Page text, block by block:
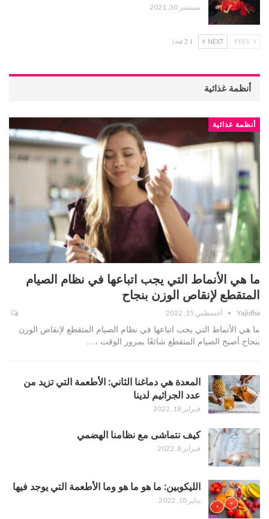
سبتمبر 30, 2021
NEXT
1 od 2 |
أنظمة غذائية
أنظمة غذائية
ما هي الأنماط التي يجب اتباعها في نظام الصيام
المتقطع لإنقاص الوزن بنجاح
Yajidha أغسطس 15, 2022
ما هي الأنماط التي يجب اتباعها في نظام الصيام المتقطع لإنقاص الوزن
بنجاح أصبح الصيام المتقطع شائعًا بمرور الوقت ،…
المعدة هي دماغنا الثاني: الأطعمة التي تزيد من
عدد الجراثيم لدينا
فبراير 18, 2022
كيف نتماشى مع نظامنا الهضمي
فبراير 8, 2022
الليكوبين: ما هو ما هو وما الأطعمة التي يوجد فيها
يناير 18, 2022